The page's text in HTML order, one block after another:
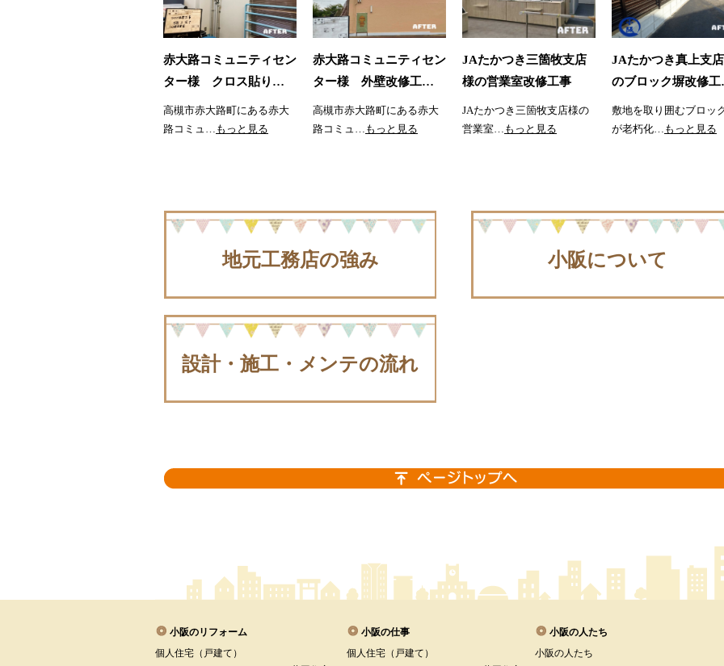
赤大路コミュニティセン
ター様 クロス貼り…
高槻市赤大路町にある赤大
路コミュ… もっと見る
赤大路コミュニティセン
ター様 外壁改修工…
高槻市赤大路町にある赤大
路コミュ… もっと見る
JAたかつき三箇牧支店
様の営業室改修工事
JAたかつき三箇牧支店様の
営業室… もっと見る
JAたかつき真上支
のブロック塀改修
敷地を取り囲むブロッ
が老朽化… もっと見る
地元工務店の強み 小阪について
設計・施工・メンテの流れ
小阪のリフォーム
個人住宅（戸建て）
小阪の仕事
個人住宅（戸建て）
小阪の人たち
小阪の人たち